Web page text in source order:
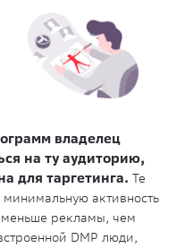
владелец
на ту аудиторию,
для таргетинга. Те
активность
меньше рекламы, чем
DMP люди,